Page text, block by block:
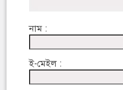
নাম :
ই-মেইল :